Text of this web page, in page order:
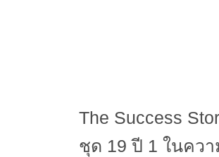
The Success
ชุด 19 ปี 1 ในคว